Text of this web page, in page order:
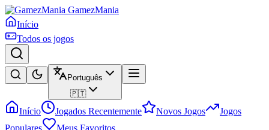
GamezMania
Início
Todos os jogos
Português
🇵🇹
Início Jogados Recentemente Novos Jogos
Jogos
Populares
Meus Favoritos